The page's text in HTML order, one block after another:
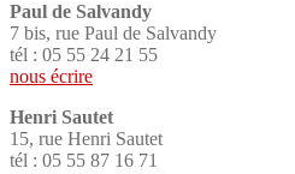
Paul de Salvandy
7 bis, rue Paul de Salvandy
tél : 05 55 24 21 55
nous écrire
Henri Sautet
15, rue Henri Sautet
tél : 05 55 87 16 71